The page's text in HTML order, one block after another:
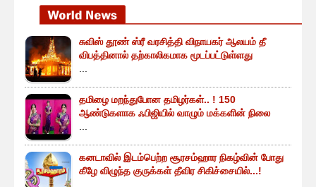
சுவிஸ் தூண் ஸ்ரீ வரசித்தி விநாயகர் ஆலயம் தீ
விபத்தினால் தற்காலிகமாக மூடப்பட்டுள்ளது
...
தமிழை மறந்துபோன தமிழர்கள்.. ! 150
ஆண்டுகளாக ஃபிஜியில் வாழும் மக்களின் நிலை
...
கனடாவில் இடம்பெற்ற சூரசம்ஹார நிகழ்வின் போது
கீழே விழுந்த குருக்கள் தீவிர சிகிச்சையில்...!
...